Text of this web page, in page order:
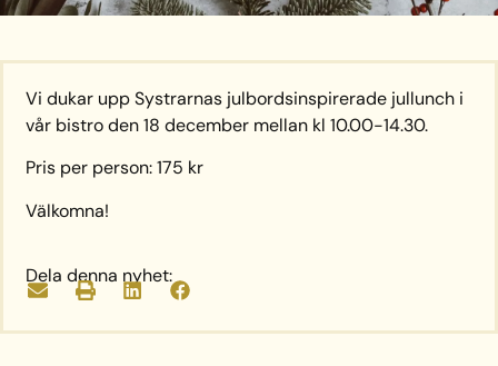
Vi dukar upp Systrarnas julbordsinspirerade jullunch i
vår bistro den 18 december mellan kl 10.00-14.30.
Pris per person: 175 kr
Välkomna!
Dela denna nyhet: